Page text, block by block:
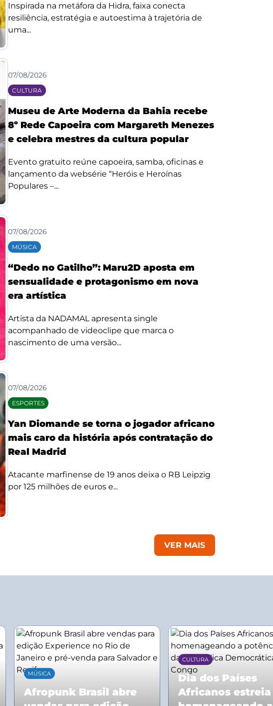
Inspirada na metáfora da Hidra, faixa conecta
resiliência, estratégia e autoestima à trajetória de
uma...
07/08/2026
CULTURA
Museu de Arte Moderna da Bahia recebe
8º Rede Capoeira com Margareth Menezes
e celebra mestres da cultura popular
Evento gratuito reúne capoeira, samba, oficinas e
lançamento da websérie “Heróis e Heroínas
Populares –...
07/08/2026
MÚSICA
“Dedo no Gatilho”: Maru2D aposta em
sensualidade e protagonismo em nova
era artística
Artista da NADAMAL apresenta single
acompanhado de videoclipe que marca o
nascimento de uma versão...
07/08/2026
ESPORTES
Yan Diomande se torna o jogador africano
mais caro da história após contratação do
Real Madrid
Atacante marfinense de 19 anos deixa o RB Leipzig
por 125 milhões de euros e...
VER MAIS
MÚSICA
Afropunk Brasil abre
CULTURA
Dia dos Países
Africanos estreia